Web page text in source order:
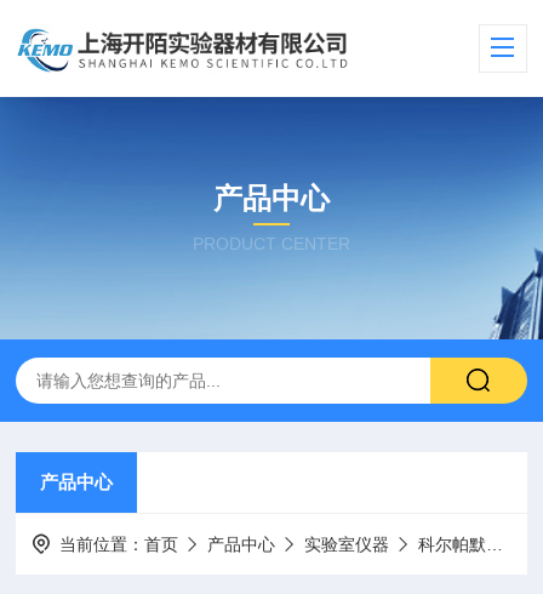
产品中心
PRODUCT CENTER
产品中心
当前位置：首页 产品中心 实验室仪器 科尔帕默Cole-Parmer仪器